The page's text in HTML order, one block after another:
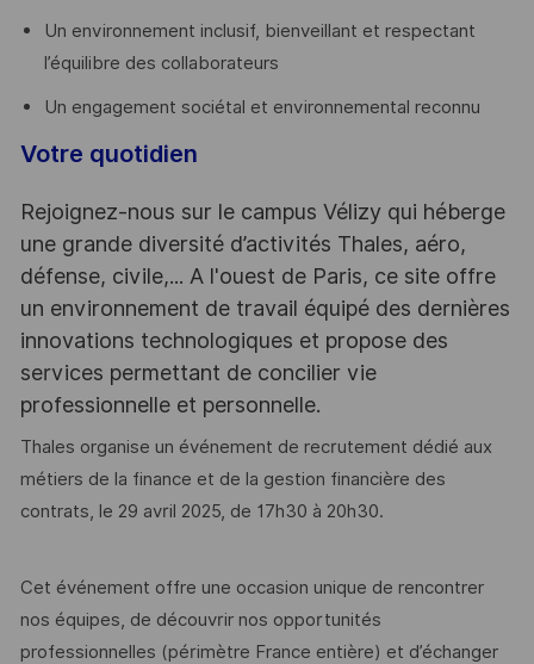
Un environnement inclusif, bienveillant et respectant
l’équilibre des collaborateurs
Un engagement sociétal et environnemental reconnu
Votre quotidien
Rejoignez-nous sur le campus Vélizy qui héberge
une grande diversité d’activités Thales, aéro,
défense, civile,... A l'ouest de Paris, ce site offre
un environnement de travail équipé des dernières
innovations technologiques et propose des
services permettant de concilier vie
professionnelle et personnelle.
Thales organise un événement de recrutement dédié aux
métiers de la finance et de la gestion financière des
contrats, le 29 avril 2025, de 17h30 à 20h30.
Cet événement offre une occasion unique de rencontrer
nos équipes, de découvrir nos opportunités
professionnelles (périmètre France entière) et d’échanger